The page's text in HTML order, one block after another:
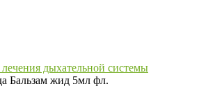
лечения дыхательной системы
Бальзам жид 5мл фл.